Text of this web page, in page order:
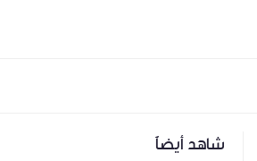
شاهد أيضاً